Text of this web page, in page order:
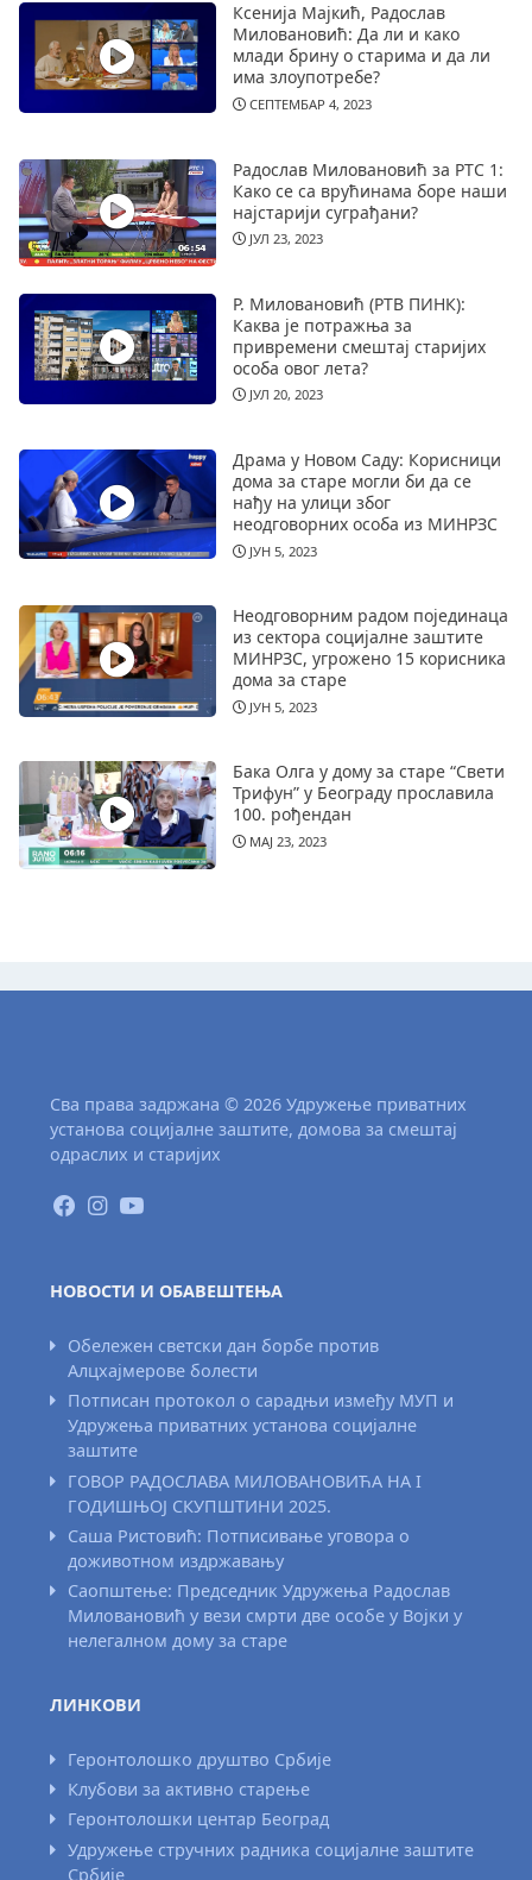
Ксенија Мајкић, Радослав
Миловановић: Да ли и како
млади брину о старима и да ли
има злоупотребе?
СЕПТЕМБАР 4, 2023
Радослав Миловановић за РТС 1:
Како се са врућинама боре наши
најстарији суграђани?
ЈУЛ 23, 2023
Р. Миловановић (РТВ ПИНК):
Каква је потражња за
привремени смештај старијих
особа овог лета?
ЈУЛ 20, 2023
Драма у Новом Саду: Корисници
дома за старе могли би да се
нађу на улици због
неодговорних особа из МИНРЗС
ЈУН 5, 2023
Неодговорним радом појединаца
из сектора социјалне заштите
МИНРЗС, угрожено 15 корисника
дома за старе
ЈУН 5, 2023
Бака Олга у дому за старе “Свети
Трифун” у Београду прославила
100. рођендан
МАЈ 23, 2023
Сва права задржана © 2026 Удружење приватних
установа социјалне заштите, домова за смештај
одраслих и старијих
НОВОСТИ И ОБАВЕШТЕЊА
Обележен светски дан борбе против
Алцхајмерове болести
Потписан протокол о сарадњи између МУП и
Удружења приватних установа социјалне
заштите
ГОВОР РАДОСЛАВА МИЛОВАНОВИЋА НА I
ГОДИШЊОЈ СКУПШТИНИ 2025.
Саша Ристовић: Потписивање уговора о
доживотном издржавању
Саопштење: Председник Удружења Радослав
Миловановић у вези смрти две особе у Војки у
нелегалном дому за старе
ЛИНКОВИ
Геронтолошко друштво Србије
Клубови за активно старење
Геронтолошки центар Београд
Удружење стручних радника социјалне заштите
Србије